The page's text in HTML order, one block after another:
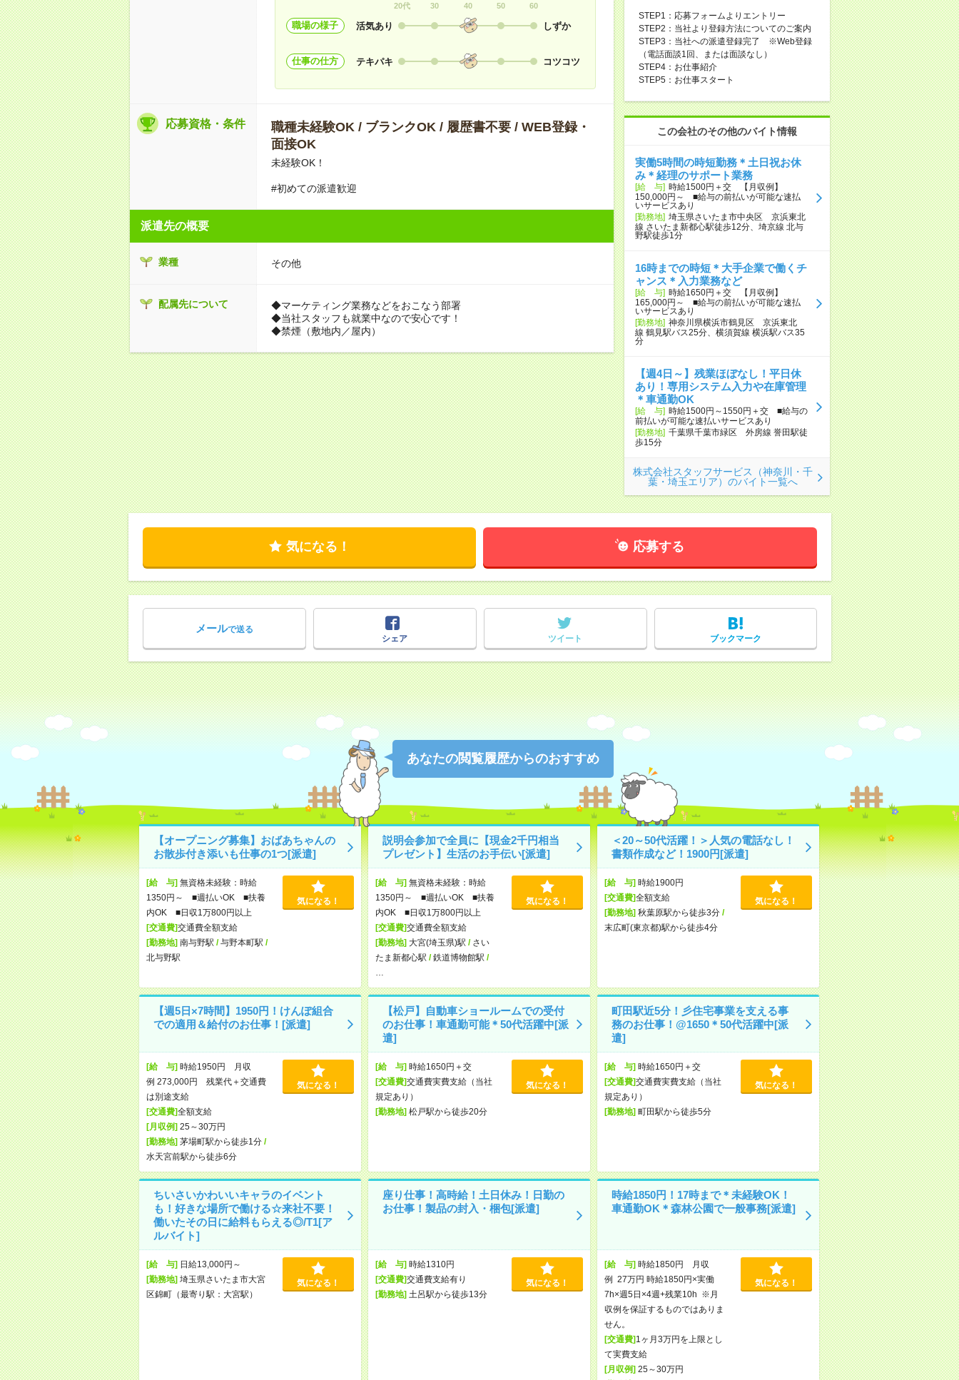
20代 30 40 50 60
職場の様子 活気あり しずか
仕事の仕方 テキパキ コツコツ
応募資格・条件
職種未経験OK / ブランクOK / 履歴書不要 / WEB登録・
面接OK
未経験OK！
#初めての派遣歓迎
派遣先の概要
業種 その他
配属先について
◆マーケティング業務などをおこなう部署
◆当社スタッフも就業中なので安心です！
◆禁煙（敷地内／屋内）
STEP1：応募フォームよりエントリー
STEP2：当社より登録方法についてのご案内
STEP3：当社への派遣登録完了 ※Web登録
（電話面談1回、または面談なし）
STEP4：お仕事紹介
STEP5：お仕事スタート
この会社のその他のバイト情報
実働5時間の時短勤務＊土日祝お休
み＊経理のサポート業務
[給 与] 時給1500円＋交 【月収例】
150,000円～ ■給与の前払いが可能な速払
いサービスあり
[勤務地] 埼玉県さいたま市中央区 京浜東北
線 さいたま新都心駅徒歩12分、埼京線 北与
野駅徒歩1分
16時までの時短＊大手企業で働くチ
ャンス＊入力業務など
[給 与] 時給1650円＋交 【月収例】
165,000円～ ■給与の前払いが可能な速払
いサービスあり
[勤務地] 神奈川県横浜市鶴見区 京浜東北
線 鶴見駅バス25分、横須賀線 横浜駅バス35
分
【週4日～】残業ほぼなし！平日休
あり！専用システム入力や在庫管理
＊車通勤OK
[給 与] 時給1500円～1550円＋交 ■給与の
前払いが可能な速払いサービスあり
[勤務地] 千葉県千葉市緑区 外房線 誉田駅徒
歩15分
株式会社スタッフサービス（神奈川・千
葉・埼玉エリア）のバイト一覧へ
気になる！ 応募する
メールで送る
シェア
ツイート ブックマーク
あなたの閲覧履歴からのおすすめ
【オープニング募集】おばあちゃんの
お散歩付き添いも仕事の1つ[派遣]
[給 与]無資格未経験：時給
1350円～ ■週払いOK ■扶養
内OK ■日収1万800円以上
[交通費]交通費全額支給
[勤務地]南与野駅 /与野本町駅 /
北与野駅
気になる！
説明会参加で全員に【現金2千円相当
プレゼント】生活のお手伝い[派遣]
[給 与]無資格未経験：時給
1350円～ ■週払いOK ■扶養
内OK ■日収1万800円以上
[交通費]交通費全額支給
[勤務地]大宮(埼玉県)駅 / さい
たま新都心駅 /鉄道博物館駅 /
気になる！
＜20～50代活躍！＞人気の電話なし！
書類作成など！1900円[派遣]
[給 与]時給1900円
[交通費]全額支給
[勤務地]秋葉原駅から徒歩3分/
末広町(東京都)駅から徒歩4分
気になる！
【週5日×7時間】1950円！けんぽ組合
での適用＆給付のお仕事！[派遣]
[給 与]時給1950円 月収
例 273,000円 残業代＋交通費
は別途支給
[交通費]全額支給
[月収例]25～30万円
[勤務地]茅場町駅から徒歩1分/
水天宮前駅から徒歩6分
気になる！
【松戸】自動車ショールームでの受付
のお仕事！車通勤可能＊50代活躍中[派
遣]
[給 与]時給1650円＋交
[交通費]交通費実費支給（当社
規定あり）
[勤務地]松戸駅から徒歩20分
気になる！
町田駅近5分！彡住宅事業を支える事
務のお仕事！@1650＊50代活躍中[派
遣]
[給 与]時給1650円＋交
[交通費]交通費実費支給（当社
規定あり）
[勤務地]町田駅から徒歩5分
気になる！
ちいさいかわいいキャラのイベント
も！好きな場所で働ける☆来社不要！
働いたその日に給料もらえる◎/T1[ア
ルバイト]
[給 与]日給13,000円～
[勤務地]埼玉県さいたま市大宮
区錦町（最寄り駅：大宮駅）
気になる！
座り仕事！高時給！土日休み！日勤の
お仕事！製品の封入・梱包[派遣]
[給 与]時給1310円
[交通費]交通費支給有り
[勤務地]土呂駅から徒歩13分
気になる！
時給1850円！17時まで＊未経験OK！
車通勤OK＊森林公園で一般事務[派遣]
[給 与]時給1850円 月収
例 27万円 時給1850円×実働
7h×週5日×4週+残業10h ※月
収例を保証するものではありま
せん。
[交通費]1ヶ月3万円を上限とし
て実費支給
[月収例]25～30万円
気になる！